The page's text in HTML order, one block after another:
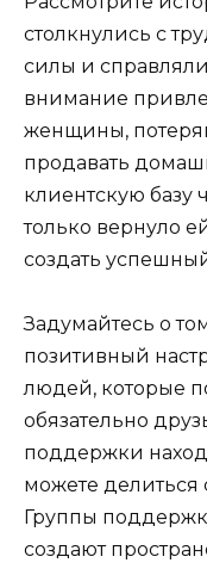
столкнулись с
силы и
внимание
женщины,
продавать
клиентскую базу
только вернуло
создать
Задумайтесь о
позитивный
людей, которые
обязательно
поддержки
можете
Группы
создают